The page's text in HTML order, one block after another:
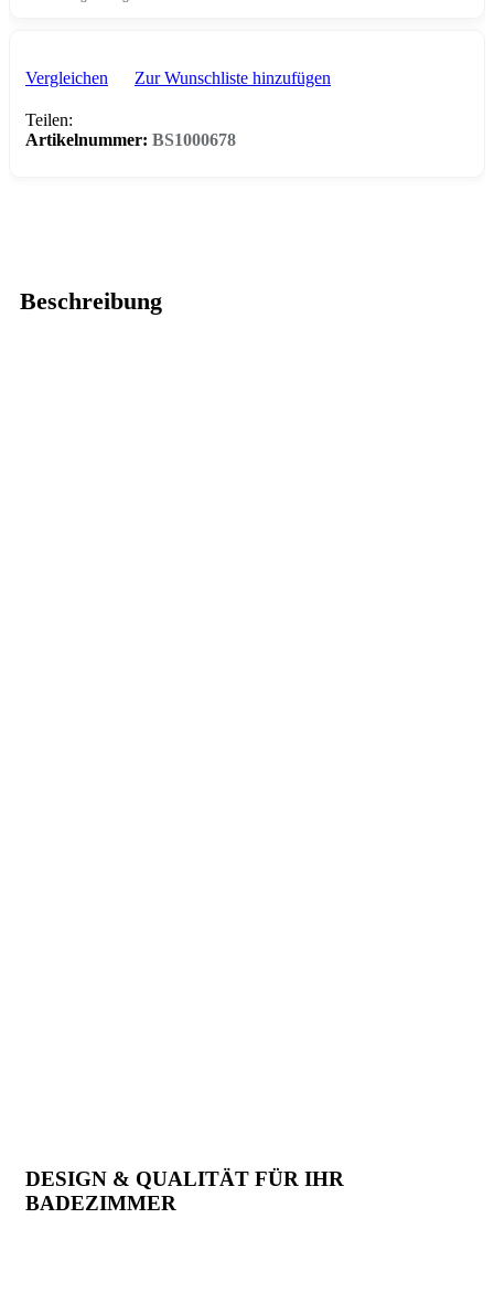
Vergleichen Zur Wunschliste hinzufügen
Teilen:
Artikelnummer: BS1000678
Beschreibung
DESIGN & QUALITÄT FÜR IHR
BADEZIMMER